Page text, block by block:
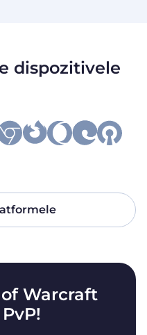
dispozitivele
Warcraft